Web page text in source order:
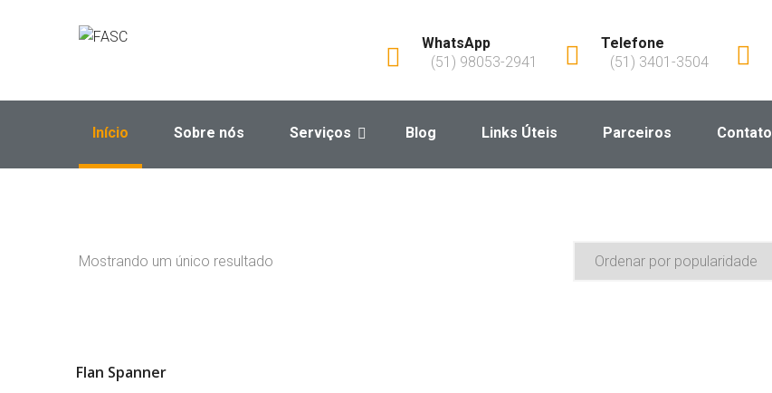
WhatsApp
(51) 98053-2941
Telefone
(51) 3401-3504
Início Sobre nós Serviços Blog Links Úteis Parceiros Contato
Mostrando um único resultado
Flan Spanner